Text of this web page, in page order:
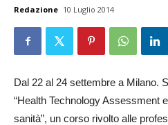
Redazione 10 Luglio 2014
Dal 22 al 24 settembre a Milano.
“Health Technology Assessment
sanità”, un corso rivolto alle